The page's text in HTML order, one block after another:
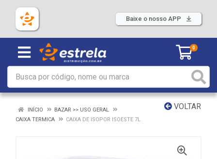
Baixe o nosso APP
0
VOLTAR
INÍCIO
BAZAR >> USO GERAL
CAIXA TERMICA
CAIXA DE ISOPOR ISOESTE 7L